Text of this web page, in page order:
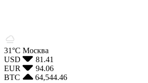
31°С Москва
USD
81.41
EUR
94.06
BTC
64,544.46